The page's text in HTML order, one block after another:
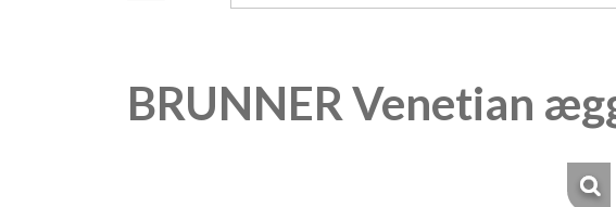
BRUNNER Venetian